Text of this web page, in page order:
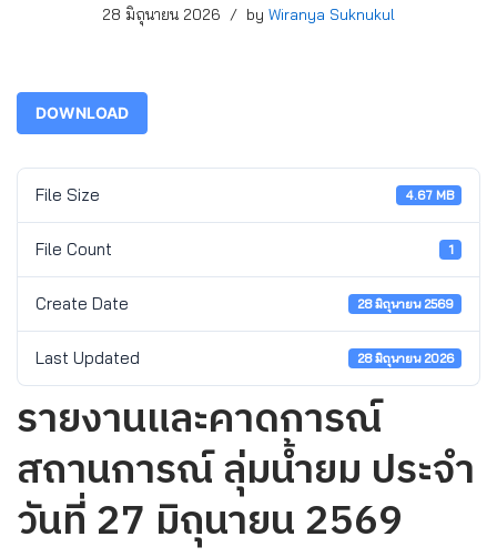
28 มิถุนายน 2026 by Wiranya Suknukul
DOWNLOAD
File Size 4.67 MB
File Count 1
Create Date 28 มิถุนายน 2569
Last Updated 28 มิถุนายน 2026
รายงานและคาดการณ์
สถานการณ์ ลุ่มน้ำยม ประจำ
วันที่ 27 มิถุนายน 2569